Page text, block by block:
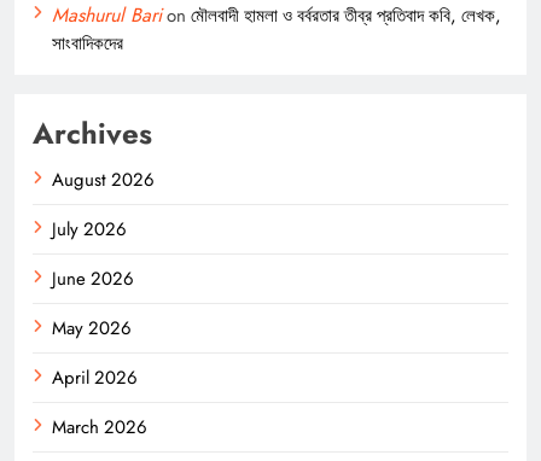
Mashurul Barion মৌলবাদী হামলা ও বর্বরতার তীব্র প্রতিবাদ কবি, লেখক,
সাংবাদিকদের
Archives
August 2026
July 2026
June 2026
May 2026
April 2026
March 2026